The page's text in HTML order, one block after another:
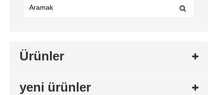
Ürünler
yeni ürünler